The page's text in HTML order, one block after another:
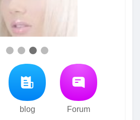
blog Forum